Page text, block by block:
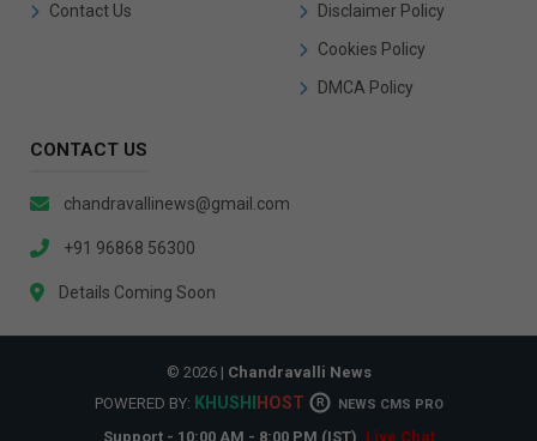
Contact Us
Disclaimer Policy
Cookies Policy
DMCA Policy
CONTACT US
chandravallinews@gmail.com
+91 96868 56300
Details Coming Soon
© 2026 | Chandravalli News
POWERED BY: KHUSHI HOST R NEWS CMS PRO
Support - 10:00 AM - 8:00 PM (IST) Live Chat